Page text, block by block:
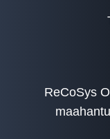
ReCoSys